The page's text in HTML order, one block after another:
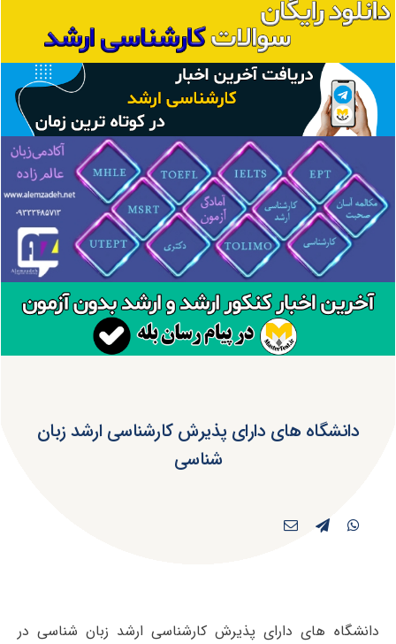
دانشگاه های دارای پذیرش کارشناسی ارشد زبان
شناسی
دانشگاه های دارای پذیرش کارشناسی ارشد زبان شناسی در